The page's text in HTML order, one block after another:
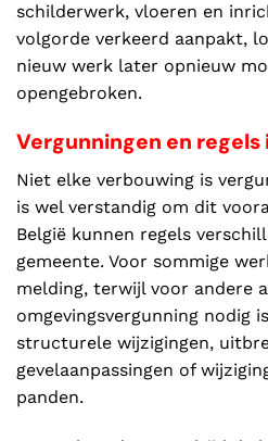
schilderwerk, vloeren en
volgorde verkeerd aanpakt,
nieuw werk later opnieuw
opengebroken.
Vergunningen en regels
Niet elke verbouwing is
is wel verstandig om dit
België kunnen regels
gemeente. Voor sommige
melding, terwijl voor andere
omgevingsvergunning nodig
structurele wijzigingen,
gevelaanpassingen of
panden.